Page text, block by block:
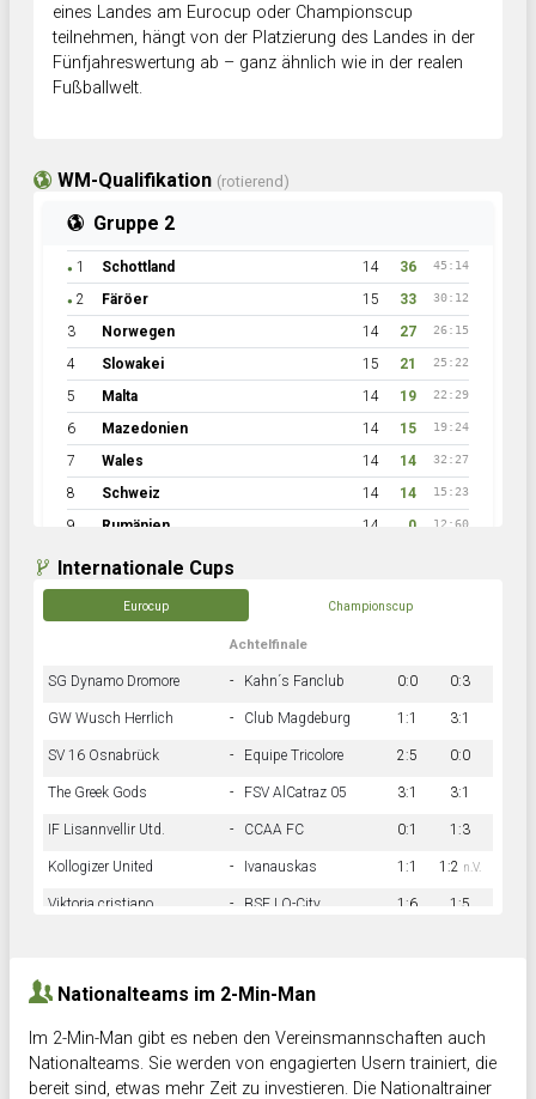
eines Landes am Eurocup oder Championscup
teilnehmen, hängt von der Platzierung des Landes in der
Fünfjahreswertung ab – ganz ähnlich wie in der realen
Fußballwelt.
WM-Qualifikation (rotierend)
Gruppe 2
● 1 Schottland 14 36 45:14
● 2 Färöer 15 33 30:12
3 Norwegen 14 27 26:15
4 Slowakei 15 21 25:22
5 Malta 14 19 22:29
6 Mazedonien 14 15 19:24
7 Wales 14 14 32:27
8 Schweiz 14 14 15:23
9 Rumänien 14 0 12:60
Internationale Cups
Eurocup Championscup
Achtelfinale
SG Dynamo Dromore - Kahn´s Fanclub 0:0 0:3
GW Wusch Herrlich - Club Magdeburg 1:1 3:1
SV 16 Osnabrück - Equipe Tricolore 2:5 0:0
The Greek Gods - FSV AlCatraz 05 3:1 3:1
IF Lisannvellir Utd. - CCAA FC 0:1 1:3
Kollogizer United - Ivanauskas 1:1 1:2 n.V.
Viktoria cristiano - BSF LO-City 1:6 1:5
Nationalteams im 2-Min-Man
Im 2-Min-Man gibt es neben den Vereinsmannschaften auch
Nationalteams. Sie werden von engagierten Usern trainiert, die
bereit sind, etwas mehr Zeit zu investieren. Die Nationaltrainer